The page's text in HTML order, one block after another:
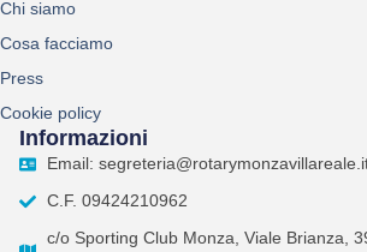
Chi siamo
Cosa facciamo
Press
Cookie policy
Informazioni
Email:
C.F. 09424210962
c/o Sporting Club Monza, Viale Brianza,